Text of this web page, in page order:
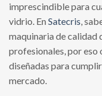
imprescindible para
vidrio. En Satecris,
maquinaria de calidad
profesionales, por eso
diseñadas para
mercado.